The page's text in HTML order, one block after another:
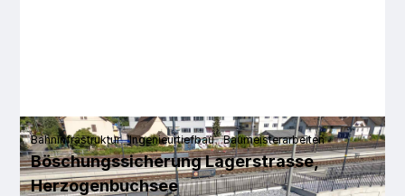
Bahninfrastruktur Ingenieurtiefbau Baumeisterarbeiten
Böschungssicherung Lagerstrasse,
Herzogenbuchsee